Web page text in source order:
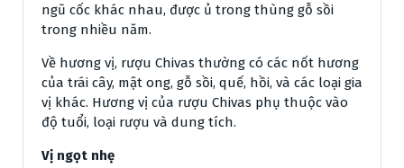
ngũ cốc khác nhau, được ủ trong thùng gỗ sồi
trong nhiều năm.
Về hương vị, rượu Chivas thường có các nốt hương
của trái cây, mật ong, gỗ sồi, quế, hồi, và các loại gia
vị khác. Hương vị của rượu Chivas phụ thuộc vào
độ tuổi, loại rượu và dung tích.
Vị ngọt nhẹ